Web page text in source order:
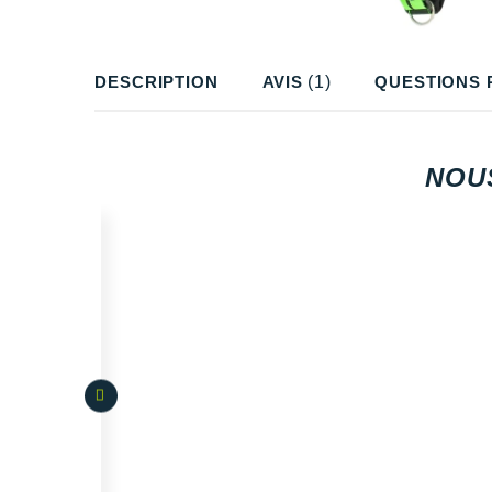
DESCRIPTION AVIS (1) QUESTIONS